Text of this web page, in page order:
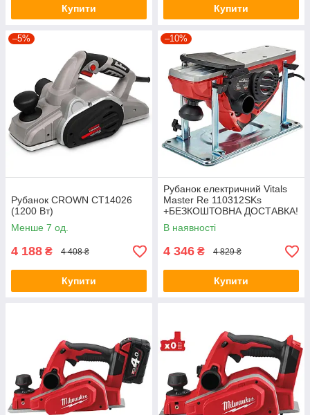
Купити Купити
–5%
Рубанок CROWN CT14026
(1200 Вт)
Менше 7 од.
4 188 ₴ 4 408 ₴
Купити
–10%
Рубанок електричний Vitals
Master Re 110312SKs
+БЕЗКОШТОВНА ДОСТАВКА!
В наявності
4 346 ₴ 4 829 ₴
Купити